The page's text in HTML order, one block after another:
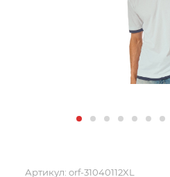
Артикул: orf-31040112XL